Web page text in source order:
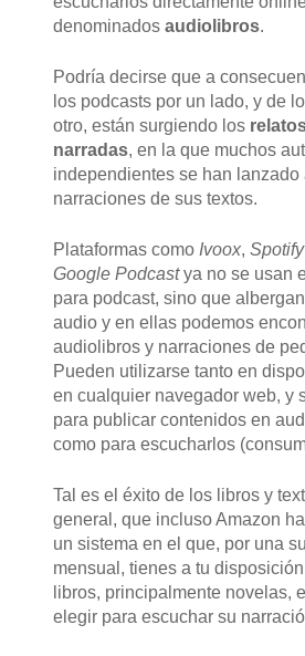
denominados audiolibros.
Podría decirse que a
los podcasts por un lado, y de
otro, están surgiendo los
narradas, en la que muchos
independientes se han lanzado
narraciones de sus textos.
Plataformas como Ivoox, Spotify
Google Podcastya no se usan
para podcast, sino que
audio y en ellas podemos
audiolibros y narraciones de
Pueden utilizarse tanto en
en cualquier navegador web, y
para publicar contenidos en
como para escucharlos
Tal es el éxito de los libros y
general, que incluso Amazon
un sistema en el que, por una
mensual, tienes a tu
libros, principalmente novelas,
elegir para escuchar su